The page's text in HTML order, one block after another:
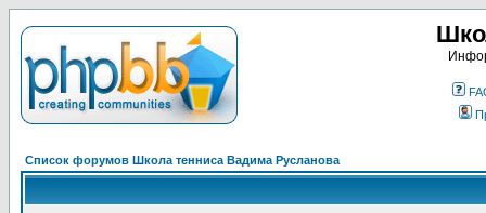
Список форумов Школа тенниса Вадима Русланова